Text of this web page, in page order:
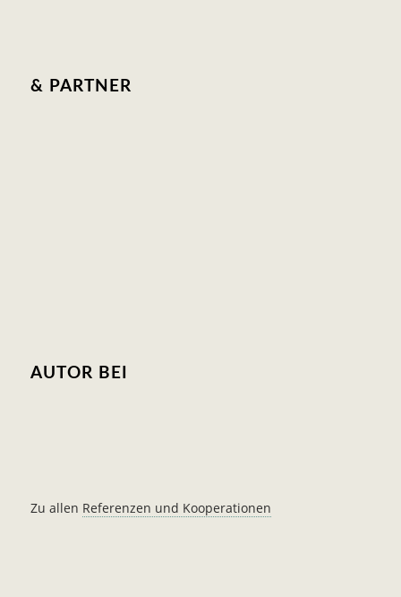
& PARTNER
AUTOR BEI
Zu allen Referenzen und Kooperationen